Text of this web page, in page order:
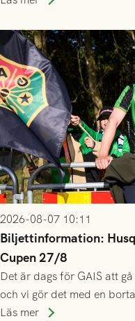
2026-08-07 10:11
Biljettinformation:
Cupen 27/8
Det är dags för GAIS att
och vi gör det med en
Husqvarna FF. Häng med
Läs mer